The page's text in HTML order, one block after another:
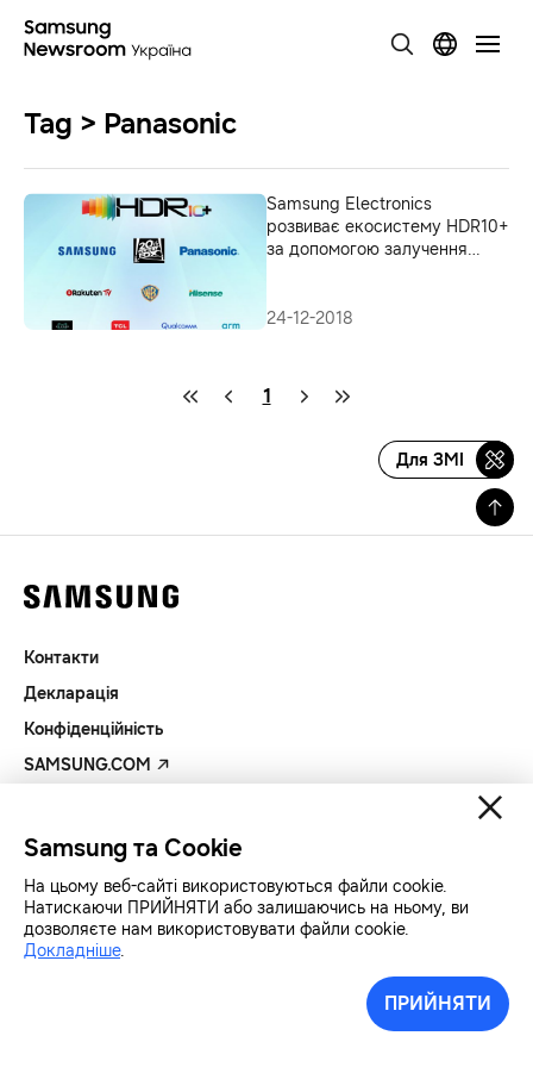
Tag > Panasonic
Samsung Electronics
розвиває екосистему HDR10+
за допомогою залучення
24-12-2018
1
Для ЗМІ
Контакти
Декларація
Конфіденційність
SAMSUNG.COM
Samsung та Cookie
На цьому веб-сайті використовуються файли cookie.
Натискаючи ПРИЙНЯТИ або залишаючись на ньому, ви
дозволяєте нам використовувати файли cookie.
Докладніше.
ПРИЙНЯТИ